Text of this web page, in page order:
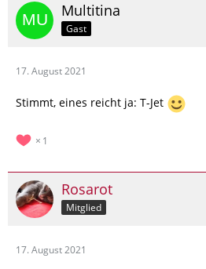
Multitina
Gast
17. August 2021
Stimmt, eines reicht ja: T-Jet
1
Rosarot
Mitglied
17. August 2021